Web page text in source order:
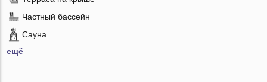
Частный бассейн
Сауна
ещё